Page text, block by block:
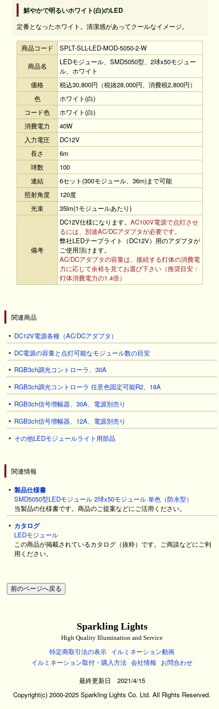
鮮やかで明るいホワイト(白)のLED
定番となったホワイト。清潔感があってクールなイメージ。
商品コード
SPLT-SLL-LED-MOD-5050-2-W
商品名
LEDモジュール、SMD5050型、2球x50モジュー
ル、ホワイト
価格
税込30,800円（税抜28,000円、消費税2,800円）
色
ホワイト(白)
コード色
ホワイト(白)
消費電力
40W
入力電圧
DC12V
長さ
6m
球数
100
連結
6セット(300モジュール、36m)まで可能
照射角度
120度
光束
35lm(1モジュールあたり)
備考
DC12V仕様になります。AC100V電源で点灯させ
るには、別途AC/DCアダプタが必要です。
弊社LEDテープライト（DC12V）用のアダプタが
ご使用頂けます。
AC/DCアダプタの容量は、接続する灯体の消費電
力に応じて余裕を見てお選び下さい（推奨目安：
灯体消費電力の1.4倍）
関連商品
DC12V電源各種（AC/DCアダプタ）
DC電源の容量と点灯可能なモジュール数の目安
RGB3ch調光コントローラ、30A
RGB3ch調光コントローラ 任意色固定可能R2、18A
RGB3ch信号増幅器、30A、電源別売り
RGB3ch信号増幅器、12A、電源別売り
その他LEDモジュールライト用部品
関連情報
製品仕様書
SMD5050型LEDモジュール 2球x50モジュール 単色（防水型）
当製品の仕様書です。商品のご提案などにご活用ください。
カタログ
LEDモジュール
この商品が掲載されているカタログ（抜粋）です。ご商談などにご利
用ください。
Sparkling Lights
High Quality Illumination and Service
特定商取引法の表示 イルミネーション動画
イルミネーション取付・購入方法 会社情報 お問合わせ
最終更新日 2021/4/15
Copyright(c) 2000-2025 Sparkling Lights Co. Ltd. All Rights Reserved.